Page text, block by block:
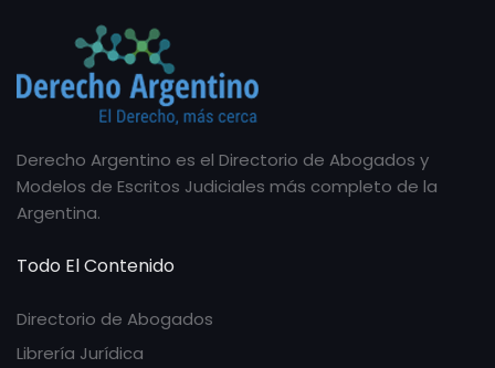
Derecho Argentino es el Directorio de Abogados y
Modelos de Escritos Judiciales más completo de la
Argentina.
Todo El Contenido
Directorio de Abogados
Librería Jurídica